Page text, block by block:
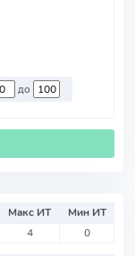
до
Макс ИТ
Мин ИТ
4 0